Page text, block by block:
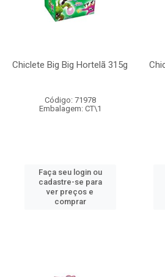
Chiclete Big Big Hortelã 315g
Código: 71978
Embalagem: CT\1
Faça seu login ou
cadastre-se para
ver preços e
comprar